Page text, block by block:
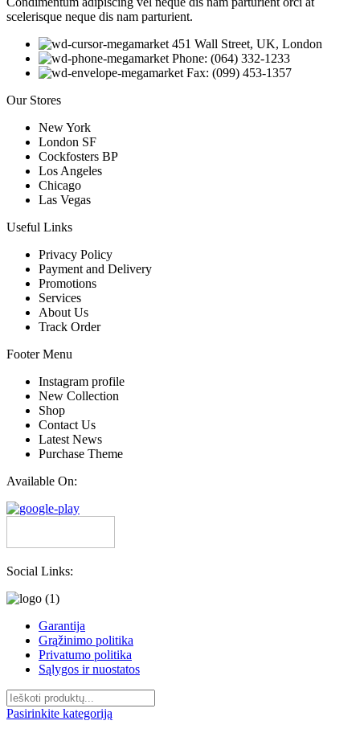
scelerisque neque dis nam parturient.
451 Wall Street, UK, London
Phone: (064) 332-1233
Fax: (099) 453-1357
Our Stores
New York
London SF
Cockfosters BP
Los Angeles
Chicago
Las Vegas
Useful Links
Privacy Policy
Payment and Delivery
Promotions
Services
About Us
Track Order
Footer Menu
Instagram profile
New Collection
Shop
Contact Us
Latest News
Purchase Theme
Available On:
Social Links:
Garantija
Grąžinimo politika
Privatumo politika
Sąlygos ir nuostatos
Pasirinkite kategoriją